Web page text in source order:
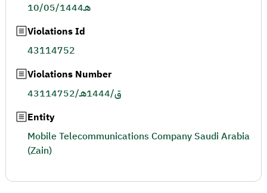
10/05/1444هـ
Violations Id
43114752
Violations Number
43114752/ق/1444هـ
Entity
Mobile Telecommunications Company Saudi Arabia
(Zain)